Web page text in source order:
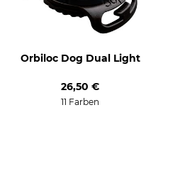
Orbiloc Dog Dual Light
26,50 €
11 Farben